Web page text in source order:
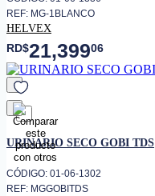
REF: MG-1BLANCO
HELVEX
RD$21,39906
favorito
URINARIO SECO GOBI TDS
CÓDIGO: 01-06-1302
REF: MGGOBITDS